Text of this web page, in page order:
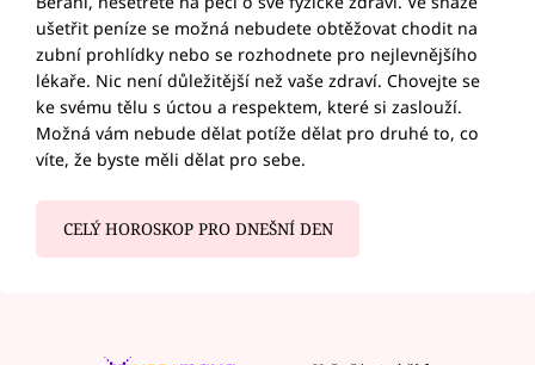
ušetřit peníze se možná nebudete obtěžovat chodit na
zubní prohlídky nebo se rozhodnete pro nejlevnějšího
lékaře. Nic není důležitější než vaše zdraví. Chovejte se
ke svému tělu s úctou a respektem, které si zaslouží.
Možná vám nebude dělat potíže dělat pro druhé to, co
víte, že byste měli dělat pro sebe.
CELÝ HOROSKOP PRO DNEŠNÍ DEN